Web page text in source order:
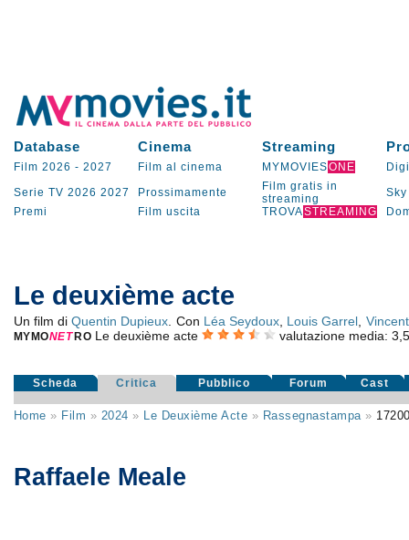
Database Cinema Streaming
Film 2026 - 2027 Film al cinema MYMOVIESONE
Serie TV 2026 2027 Prossimamente
Film gratis in
streaming
Sky
Premi
Film uscita TROVASTREAMING
Le deuxième acte
Un film diQuentin Dupieux . Con Léa Seydoux Louis Garrel
MYMONET RO Le deuxième acte valutazione media:
Scheda Critica Pubblico Forum Cast
Home » Film » 2024 » Le Deuxième Acte » Rassegnastampa»
Raffaele Meale